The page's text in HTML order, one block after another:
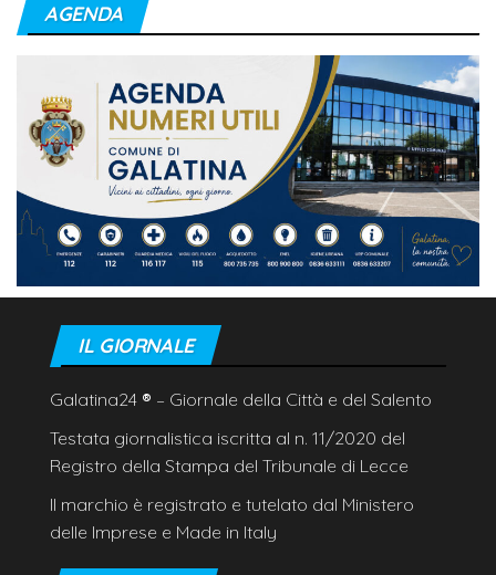
AGENDA
IL GIORNALE
Galatina24 ® – Giornale della Città e del Salento
Testata giornalistica iscritta al n. 11/2020 del
Registro della Stampa del Tribunale di Lecce
Il marchio è registrato e tutelato dal Ministero
delle Imprese e Made in Italy